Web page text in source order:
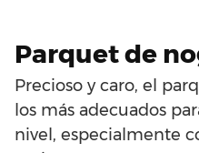
Parquet de
Precioso y caro, el
los más adecuados
nivel, especialmente